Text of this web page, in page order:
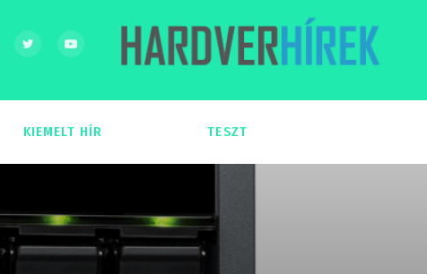
KIEMELT HÍR TESZT